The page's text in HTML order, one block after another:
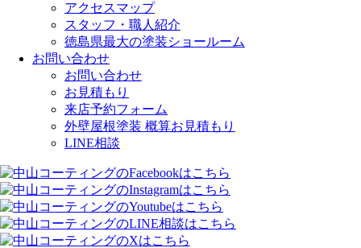
アクセスマップ
スタッフ・職人紹介
徳島県最大の塗装ショールーム
お問い合わせ
お問い合わせ
お見積もり
来店予約フォーム
外壁屋根塗装 概算お見積もり
LINE相談